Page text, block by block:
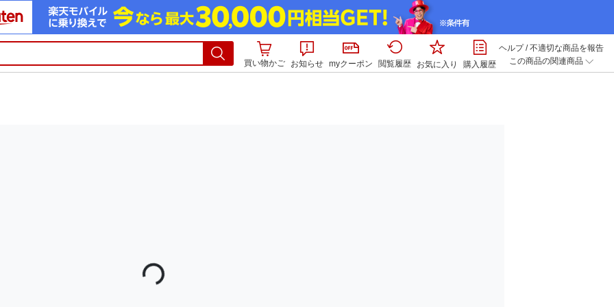
買い物かご お知らせ myクーポン 閲覧履歴 お気に入り 購入履歴
ヘルプ/不適切な商品を報告
この商品の関連商品